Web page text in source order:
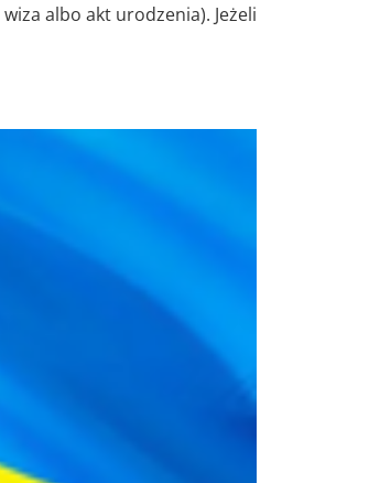
albo akt urodzenia). Jeżeli